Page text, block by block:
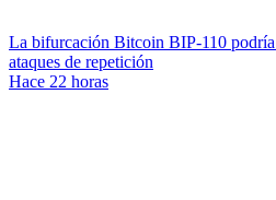
La bifurcación Bitcoin BIP-110 podría
ataques de repetición
Hace 22 horas